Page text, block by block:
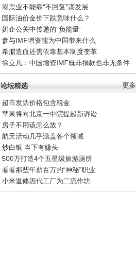
彩票业不能靠“不回复”谋发展
国际油价金价下跌意味什么？
奶企公关中传递的“负能量”
参与IMF增资能为中国带来什么
希腊造血还需依靠基本制度变革
徐立凡：中国增资IMF既非捐款也非无条件
更多
论坛精选
超市发票价格包含税金
苹果将向北京一中院提起新诉讼
房子不用该怎么放？
航天活动几乎涵盖各个领域
炒白银 当下有赚头
500万打造4个五星级旅游厕所
看看那些年薪百万的“神秘”职业
小米返修因代工厂为二流作坊